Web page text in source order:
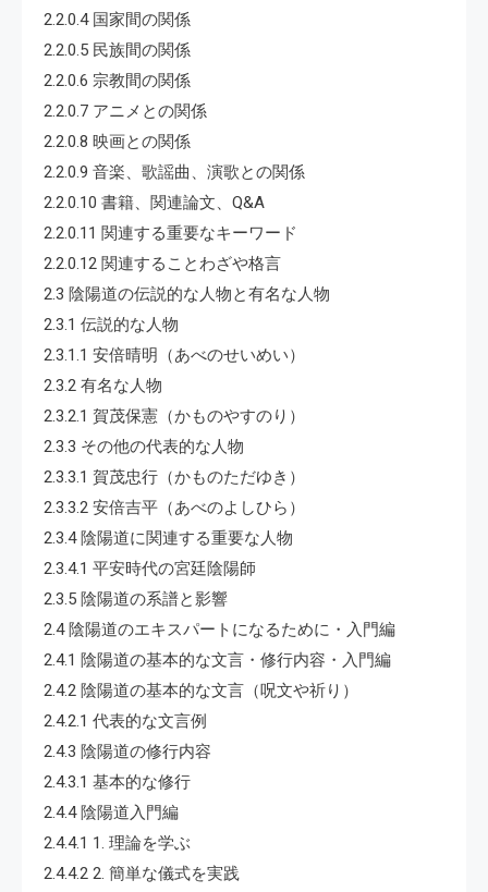
2.2.0.4 国家間の関係
2.2.0.5 民族間の関係
2.2.0.6 宗教間の関係
2.2.0.7 アニメとの関係
2.2.0.8 映画との関係
2.2.0.9 音楽、歌謡曲、演歌との関係
2.2.0.10 書籍、関連論文、Q&A
2.2.0.11 関連する重要なキーワード
2.2.0.12 関連することわざや格言
2.3 陰陽道の伝説的な人物と有名な人物
2.3.1 伝説的な人物
2.3.1.1 安倍晴明（あべのせいめい）
2.3.2 有名な人物
2.3.2.1 賀茂保憲（かものやすのり）
2.3.3 その他の代表的な人物
2.3.3.1 賀茂忠行（かものただゆき）
2.3.3.2 安倍吉平（あべのよしひら）
2.3.4 陰陽道に関連する重要な人物
2.3.4.1 平安時代の宮廷陰陽師
2.3.5 陰陽道の系譜と影響
2.4 陰陽道のエキスパートになるために・入門編
2.4.1 陰陽道の基本的な文言・修行内容・入門編
2.4.2 陰陽道の基本的な文言（呪文や祈り）
2.4.2.1 代表的な文言例
2.4.3 陰陽道の修行内容
2.4.3.1 基本的な修行
2.4.4 陰陽道入門編
2.4.4.1 1. 理論を学ぶ
2.4.4.2 2. 簡単な儀式を実践